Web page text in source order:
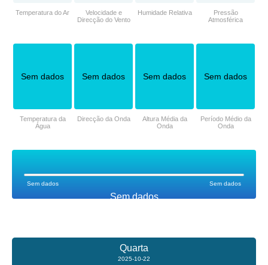
Temperatura do Ar
Velocidade e
Direcção do Vento
Humidade Relativa
Pressão
Atmosférica
Sem dados
Sem dados Sem dados
Sem dados
Temperatura da
Água
Sem dados
Direcção da Onda
Sem dados
Altura Média da
Onda
Sem dados
Período Médio da
Onda
Quarta
2025-10-22